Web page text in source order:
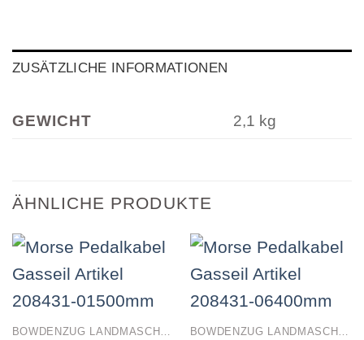
ZUSÄTZLICHE INFORMATIONEN
GEWICHT 2,1 kg
ÄHNLICHE PRODUKTE